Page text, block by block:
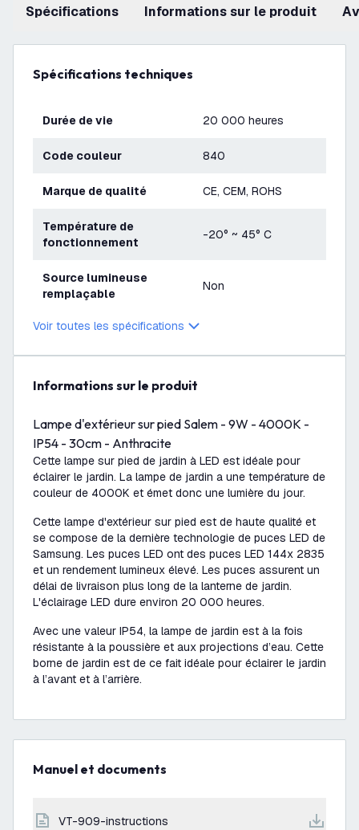
Spécifications Informations sur le produit
Spécifications techniques
Durée de vie 20 000 heures
Code couleur 840
Marque de qualité CE, CEM, ROHS
Température de
fonctionnement
-20° ~ 45° C
Source lumineuse
remplaçable
Non
Voir toutes les spécifications
Informations sur le produit
Lampe d'extérieur sur pied Salem - 9W - 4000K -
IP54 - 30cm - Anthracite
Cette lampe sur pied de jardin à LED est idéale pour
éclairer le jardin. La lampe de jardin a une température de
couleur de 4000K et émet donc une lumière du jour.
Cette lampe d'extérieur sur pied est de haute qualité et
se compose de la dernière technologie de puces LED de
Samsung. Les puces LED ont des puces LED 144x 2835
et un rendement lumineux élevé. Les puces assurent un
délai de livraison plus long de la lanterne de jardin.
L'éclairage LED dure environ 20 000 heures.
Avec une valeur IP54, la lampe de jardin est à la fois
résistante à la poussière et aux projections d’eau. Cette
borne de jardin est de ce fait idéale pour éclairer le jardin
à l’avant et à l’arrière.
Manuel et documents
VT-909-instructions